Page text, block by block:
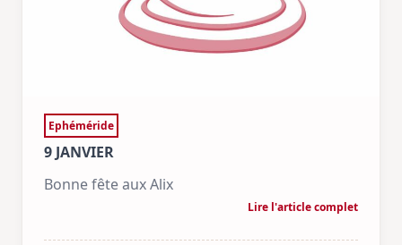
Ephéméride
9 JANVIER
Bonne fête aux Alix
Lire l'article complet